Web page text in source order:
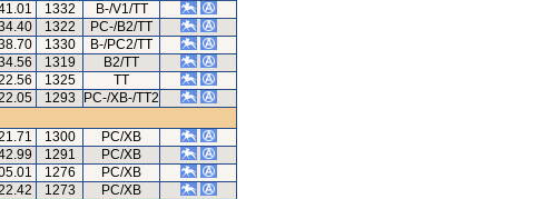
1332
B-/V1/TT
1322
PC-/B2/TT
1330
B-/PC2/TT
1319
B2/TT
1325
TT
1293
PC-/XB-/TT2
1300
PC/XB
1291
PC/XB
1276
PC/XB
1273
PC/XB